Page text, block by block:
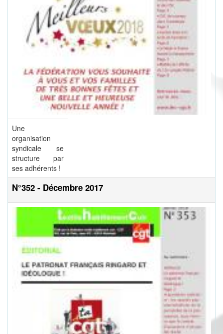
Une
organisation
syndicale se
structure par
ses adhérents !
N°352 - Décembre 2017